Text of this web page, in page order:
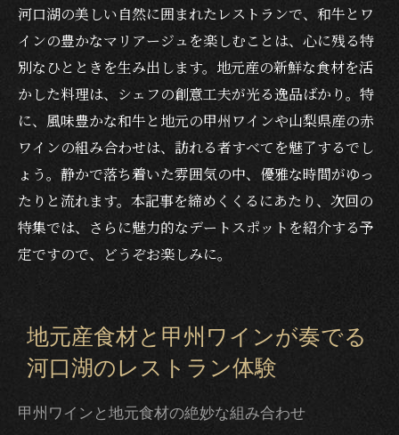
河口湖の美しい自然に囲まれたレストランで、和牛とワ
インの豊かなマリアージュを楽しむことは、心に残る特
別なひとときを生み出します。地元産の新鮮な食材を活
かした料理は、シェフの創意工夫が光る逸品ばかり。特
に、風味豊かな和牛と地元の甲州ワインや山梨県産の赤
ワインの組み合わせは、訪れる者すべてを魅了するでし
ょう。静かで落ち着いた雰囲気の中、優雅な時間がゆっ
たりと流れます。本記事を締めくくるにあたり、次回の
特集では、さらに魅力的なデートスポットを紹介する予
定ですので、どうぞお楽しみに。
地元産食材と甲州ワインが奏でる
河口湖のレストラン体験
甲州ワインと地元食材の絶妙な組み合わせ